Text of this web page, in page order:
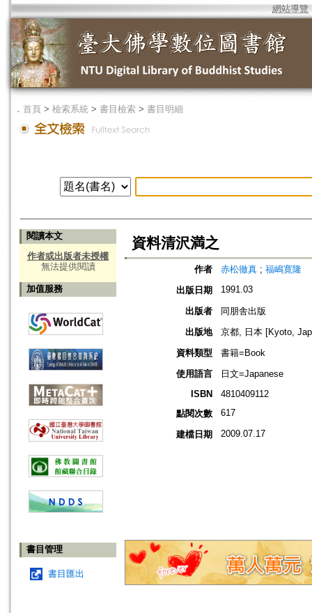
網站導覽
． 首頁 > 檢索系統 > 書目檢索 > 書目明細
閱讀本文
作者或出版者未授權
無法提供閱讀
加值服務
書目管理
書目匯出
資料清沢満之
作者 赤松徹真 ; 福嶋寛隆
出版日期
1991.03
出版者
同朋舎出版
出版地
京都, 日本 [Kyoto,
資料類型
書籍=Book
使用語言
日文=Japanese
ISBN
4810409112
點閱次數
617
建檔日期 2009.07.17